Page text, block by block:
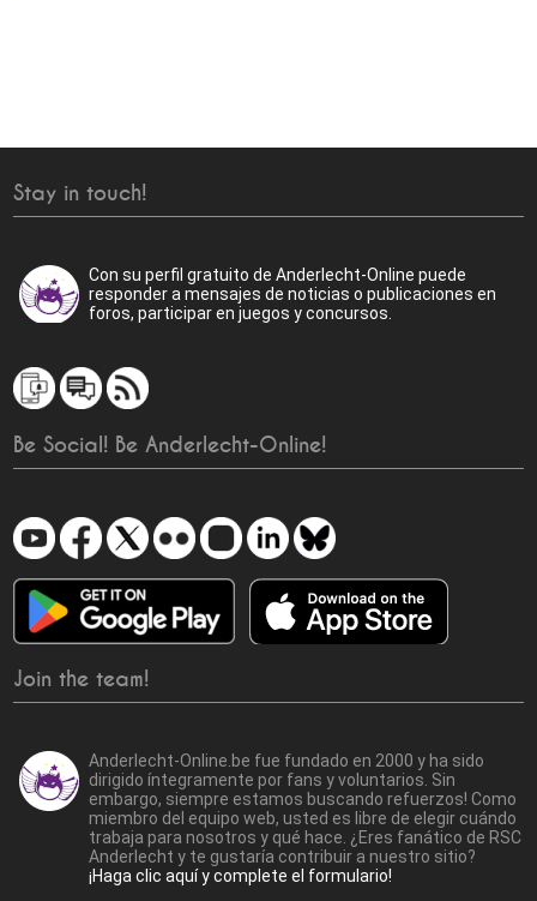
Stay in touch!
Con su perfil gratuito de Anderlecht-Online puede
responder a mensajes de noticias o publicaciones en
foros, participar en juegos y concursos.
Be Social! Be Anderlecht-Online!
Join the team!
Anderlecht-Online.be fue fundado en 2000 y ha sido
dirigido íntegramente por fans y voluntarios. Sin
embargo, siempre estamos buscando refuerzos! Como
miembro del equipo web, usted es libre de elegir cuándo
trabaja para nosotros y qué hace. ¿Eres fanático de RSC
Anderlecht y te gustaría contribuir a nuestro sitio?
¡Haga clic aquí y complete el formulario!